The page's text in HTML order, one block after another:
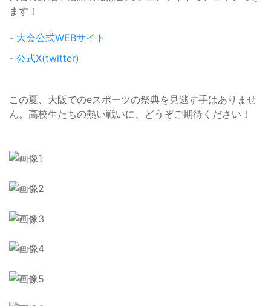
ます！
- 大会公式WEBサイト
- 公式X(twitter)
この夏、大阪でのeスポーツの祭典を見逃す手はありませ
ん。高校生たちの熱い戦いに、どうぞご期待ください！